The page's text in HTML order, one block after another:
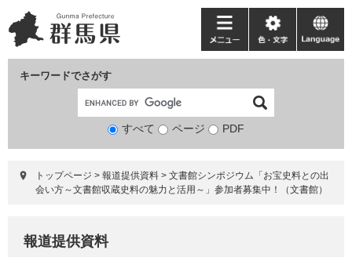
ー
ジ
ニ
ュ
て
キーワードでさがす
検
象
すべて ページ PDF
メ
ニ
ー
色・
文
language
トップページ > 報道提供資料 > 文書館シンポジウム「お宝史料との出
会い方～文書館収蔵史料の魅力と活用～」参加者募集中！（文書館）
報道提供資料